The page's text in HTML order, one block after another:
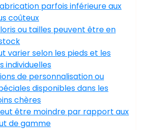
parfois inférieure aux
coûteux
ou tailles peuvent être en
varier selon les pieds et les
individuelles
de personnalisation ou
disponibles dans les
chères
être moindre par rapport aux
de gamme